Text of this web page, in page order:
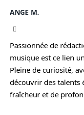
ANGE M.
Passionnée de
musique est ce lien
Pleine de curiosité,
découvrir des talents
fraîcheur et de